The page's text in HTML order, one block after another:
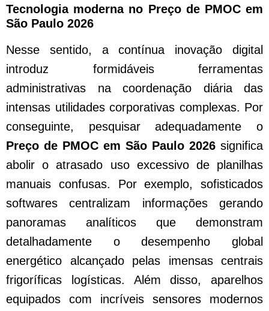
Tecnologia moderna no Preço de PMOC em
São Paulo 2026
Nesse sentido, a contínua inovação digital
introduz formidáveis ferramentas
administrativas na coordenação diária das
intensas utilidades corporativas complexas. Por
conseguinte, pesquisar adequadamente o
Preço de PMOC em São Paulo 2026 significa
abolir o atrasado uso excessivo de planilhas
manuais confusas. Por exemplo, sofisticados
softwares centralizam informações gerando
panoramas analíticos que demonstram
detalhadamente o desempenho global
energético alcançado pelas imensas centrais
frigoríficas logísticas. Além disso, aparelhos
equipados com incríveis sensores modernos